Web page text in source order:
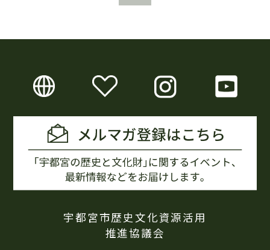
宇都宮市歴史文化資源活用
推進協議会